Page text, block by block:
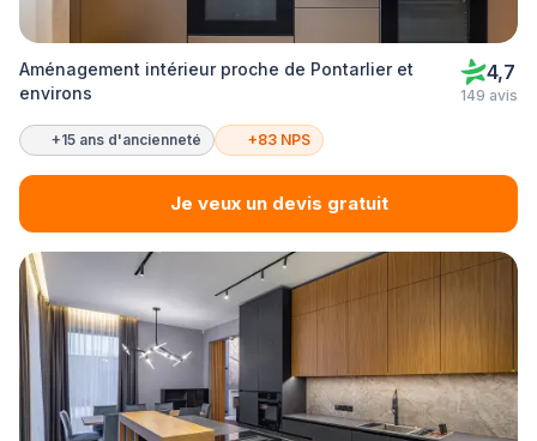
Aménagement intérieur proche de Pontarlier et
environs
4,7
149 avis
+15 ans d'ancienneté +83 NPS
Je veux un devis gratuit